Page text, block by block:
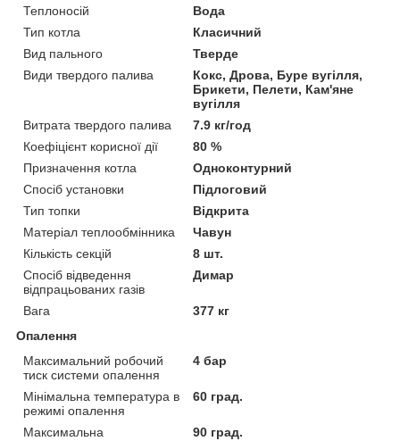
Теплоносій
Вода
Тип котла
Класичний
Вид пального
Тверде
Види твердого палива
Кокс, Дрова, Буре вугілля,
Брикети, Пелети, Кам'яне
вугілля
Витрата твердого палива
7.9 кг/год
Коефіцієнт корисної дії
80 %
Призначення котла
Одноконтурний
Спосіб установки
Підлоговий
Тип топки
Відкрита
Матеріал теплообмінника
Чавун
Кількість секцій
8 шт.
Спосіб відведення
відпрацьованих газів
Димар
Вага
377 кг
Опалення
Максимальний робочий
тиск системи опалення
4 бар
Мінімальна температура в
режимі опалення
60 град.
Максимальна
90 град.